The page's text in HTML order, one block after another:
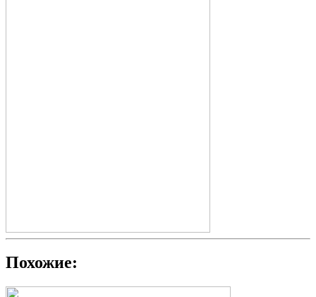
Похожие: